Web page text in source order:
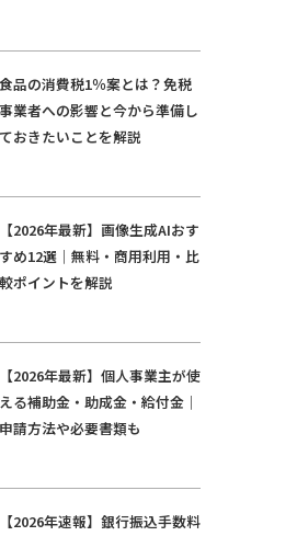
食品の消費税1％案とは？免税
事業者への影響と今から準備し
ておきたいことを解説
【2026年最新】画像生成AIおす
すめ12選｜無料・商用利用・比
較ポイントを解説
【2026年最新】個人事業主が使
える補助金・助成金・給付金｜
申請方法や必要書類も
【2026年速報】銀行振込手数料